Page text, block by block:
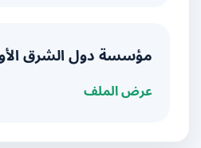
مؤسسة دول الشرق الأوسط
عرض الملف